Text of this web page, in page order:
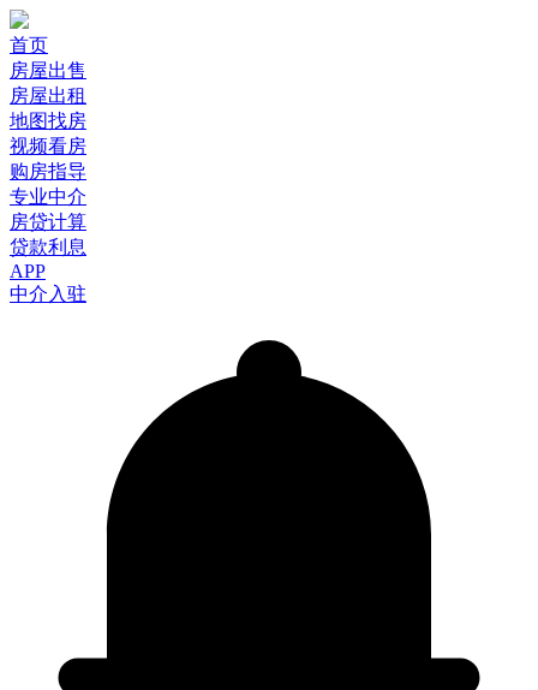
首页
房屋出售
房屋出租
地图找房
视频看房
购房指导
专业中介
房贷计算
贷款利息
APP
中介入驻